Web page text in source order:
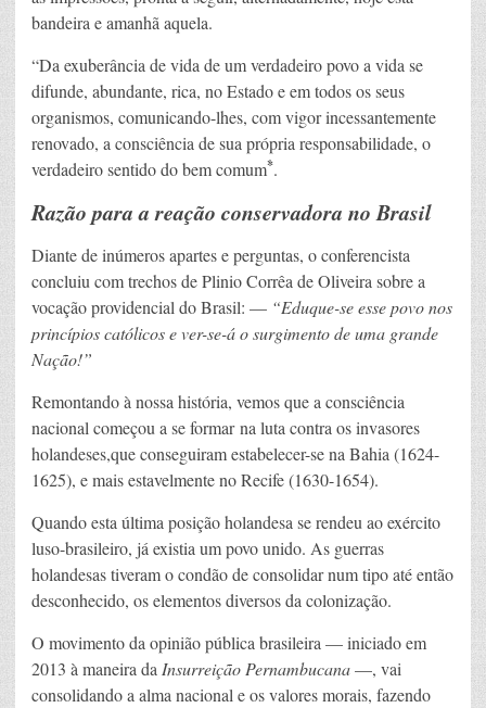
bandeira e amanhã aquela.
“Da exuberância de vida de um verdadeiro povo a vida se
difunde, abundante, rica, no Estado e em todos os seus
organismos, comunicando-lhes, com vigor incessantemente
renovado, a consciência de sua própria responsabilidade, o
verdadeiro sentido do bem comum*.
Razão para a reação conservadora no Brasil
Diante de inúmeros apartes e perguntas, o conferencista
concluiu com trechos de Plinio Corrêa de Oliveira sobre a
vocação providencial do Brasil: — “Eduque-se esse povo nos
princípios católicos e ver-se-á o surgimento de uma grande
Nação!”
Remontando à nossa história, vemos que a consciência
nacional começou a se formar na luta contra os invasores
holandeses,que conseguiram estabelecer-se na Bahia (1624-
1625), e mais estavelmente no Recife (1630-1654).
Quando esta última posição holandesa se rendeu ao exército
luso-brasileiro, já existia um povo unido. As guerras
holandesas tiveram o condão de consolidar num tipo até então
desconhecido, os elementos diversos da colonização.
O movimento da opinião pública brasileira — iniciado em
2013 à maneira daInsurreição Pernambucana—, vai
consolidando a alma nacional e os valores morais, fazendo